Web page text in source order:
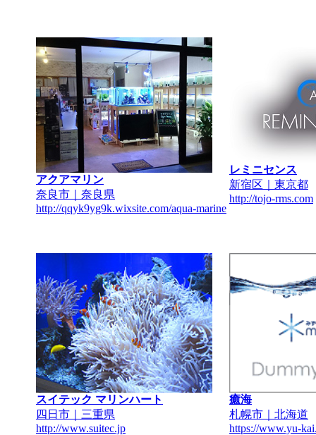
アクアマリン
奈良市｜奈良県
http://qqyk9yg9k.wixsite.com/aqua-marine
レミニセンス
新宿区｜東京都
http://tojo-rms.com
スイテック マリンハート
四日市｜三重県
http://www.suitec.jp
癒海
札幌市｜北海道
https://www.yu-